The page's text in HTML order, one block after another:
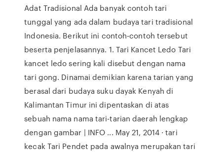
Adat Tradisional Ada banyak contoh tari
tunggal yang ada dalam budaya tari tradisional
Indonesia. Berikut ini contoh-contoh tersebut
beserta penjelasannya. 1. Tari Kancet Ledo Tari
kancet ledo sering kali disebut dengan nama
tari gong. Dinamai demikian karena tarian yang
berasal dari budaya suku dayak Kenyah di
Kalimantan Timur ini dipentaskan di atas
sebuah nama nama tari-tarian daerah lengkap
dengan gambar | INFO ... May 21, 2014 · tari
kecak Tari Pendet pada awalnya merupakan tari